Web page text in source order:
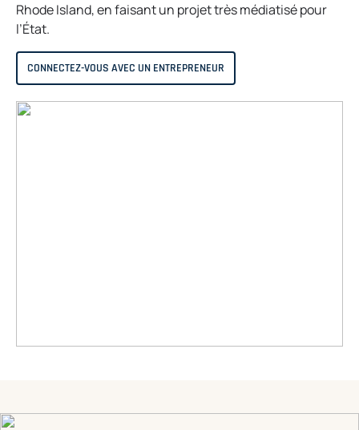
Rhode Island, en faisant un projet très médiatisé pour
l’État.
CONNECTEZ-VOUS AVEC UN ENTREPRENEUR